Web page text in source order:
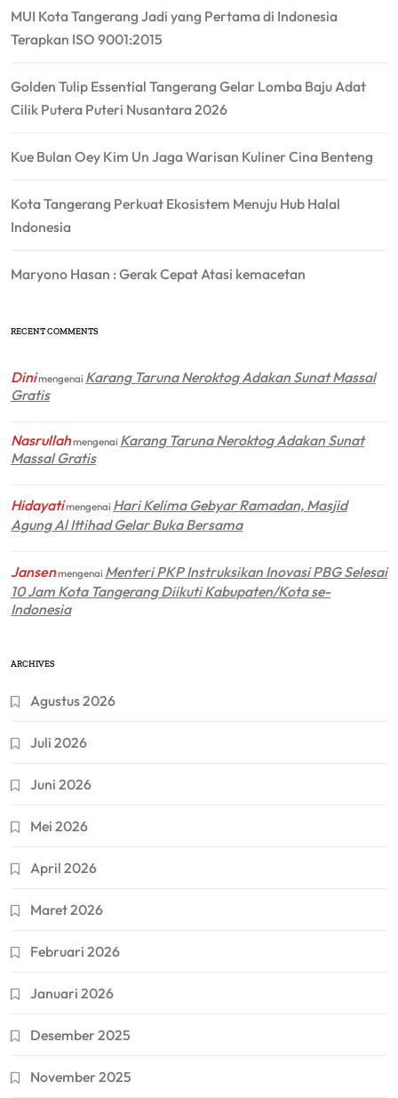
MUI Kota Tangerang Jadi yang Pertama di Indonesia
Terapkan ISO 9001:2015
Golden Tulip Essential Tangerang Gelar Lomba Baju Adat
Cilik Putera Puteri Nusantara 2026
Kue Bulan Oey Kim Un Jaga Warisan Kuliner Cina Benteng
Kota Tangerang Perkuat Ekosistem Menuju Hub Halal
Indonesia
Maryono Hasan : Gerak Cepat Atasi kemacetan
RECENT COMMENTS
Dinimengenai Karang Taruna Neroktog Adakan Sunat Massal
Gratis
Nasrullahmengenai Karang Taruna Neroktog Adakan Sunat
Massal Gratis
Hidayatimengenai Hari Kelima Gebyar Ramadan, Masjid
Agung Al Ittihad Gelar Buka Bersama
Jansenmengenai Menteri PKP Instruksikan Inovasi PBG Selesai
10 Jam Kota Tangerang Diikuti Kabupaten/Kota se-
Indonesia
ARCHIVES
Agustus 2026
Juli 2026
Juni 2026
Mei 2026
April 2026
Maret 2026
Februari 2026
Januari 2026
Desember 2025
November 2025